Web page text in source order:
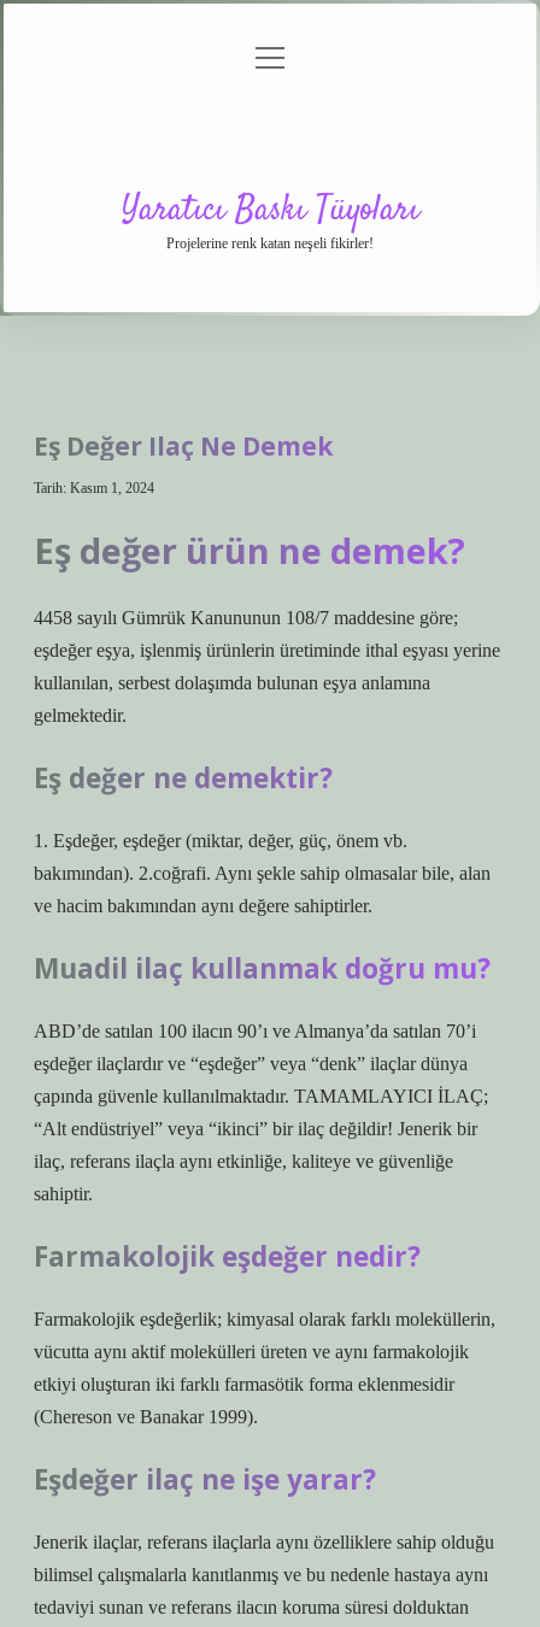
menüyü
Yaratıcı Baskı Tüyoları
Projelerine renk katan neşeli fikirler!
Eş Değer Ilaç Ne Demek
Tarih: Kasım 1, 2024
Eş değer ürün ne demek?
4458 sayılı Gümrük Kanununun 108/7 maddesine göre;
eşdeğer eşya, işlenmiş ürünlerin üretiminde ithal eşyası yerine
kullanılan, serbest dolaşımda bulunan eşya anlamına
gelmektedir.
Eş değer ne demektir?
1. Eşdeğer, eşdeğer (miktar, değer, güç, önem vb.
bakımından). 2.coğrafi. Aynı şekle sahip olmasalar bile, alan
ve hacim bakımından aynı değere sahiptirler.
Muadil ilaç kullanmak doğru mu?
ABD’de satılan 100 ilacın 90’ı ve Almanya’da satılan 70’i
eşdeğer ilaçlardır ve “eşdeğer” veya “denk” ilaçlar dünya
çapında güvenle kullanılmaktadır. TAMAMLAYICI İLAÇ;
“Alt endüstriyel” veya “ikinci” bir ilaç değildir! Jenerik bir
ilaç, referans ilaçla aynı etkinliğe, kaliteye ve güvenliğe
sahiptir.
Farmakolojik eşdeğer nedir?
Farmakolojik eşdeğerlik; kimyasal olarak farklı moleküllerin,
vücutta aynı aktif molekülleri üreten ve aynı farmakolojik
etkiyi oluşturan iki farklı farmasötik forma eklenmesidir
(Chereson ve Banakar 1999).
Eşdeğer ilaç ne işe yarar?
Jenerik ilaçlar, referans ilaçlarla aynı özelliklere sahip olduğu
bilimsel çalışmalarla kanıtlanmış ve bu nedenle hastaya aynı
tedaviyi sunan ve referans ilacın koruma süresi dolduktan